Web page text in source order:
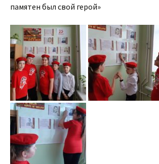
памятен был свой герой»